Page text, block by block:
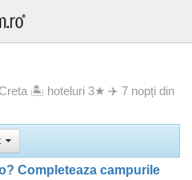
🏝️ hoteluri 3★ ✈️ 7 nopți din
Completeaza campurile